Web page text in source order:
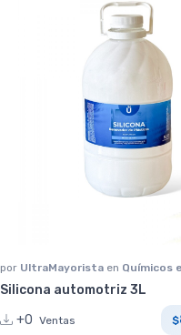
por UltraMayorista en Químicos
Silicona automotriz 3L
+0 Ventas $